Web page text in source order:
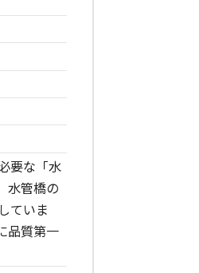
要な「水
水管橋の
ていま
品質第一